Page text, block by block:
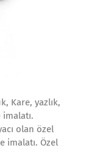
Kare, yazlık,
olan özel
imalatı. Özel